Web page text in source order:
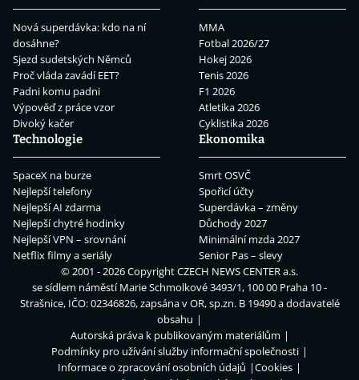
Nová superdávka: kdo na ní
dosáhne?
Sjezd sudetských Němců
Proč vláda zavádí EET?
Padni komu padni
Výpověď z práce vzor
Divoký kačer
MMA
Fotbal 2026/27
Hokej 2026
Tenis 2026
F1 2026
Atletika 2026
Cyklistika 2026
Technologie
SpaceX na burze
Nejlepší telefony
Nejlepší AI zdarma
Nejlepší chytré hodinky
Nejlepší VPN – srovnání
Netflix filmy a seriály
Ekonomika
Smrt OSVČ
Spořicí účty
Superdávka – změny
Důchody 2027
Minimální mzda 2027
Senior Pas – slevy
© 2001 - 2026 CopyrightCZECH NEWS CENTER a.s.
se sídlem náměstí Marie Schmolkové 3493/1, 100 00 Praha 10 -
Strašnice, IČO: 02346826, zapsána v OR, sp.zn. B 19490 a dodavatelé
obsahu
Autorská práva k publikovaným materiálům
Podmínky pro užívání služby informační společnosti
Informace o zpracování osobních údajů
Cookies